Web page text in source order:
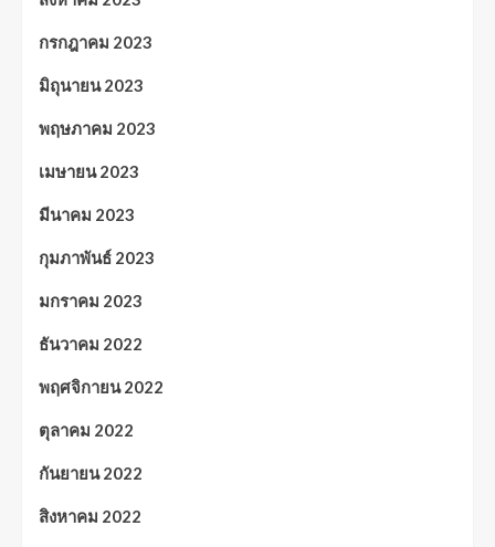
กรกฎาคม 2023
มิถุนายน 2023
พฤษภาคม 2023
เมษายน 2023
มีนาคม 2023
กุมภาพันธ์ 2023
มกราคม 2023
ธันวาคม 2022
พฤศจิกายน 2022
ตุลาคม 2022
กันยายน 2022
สิงหาคม 2022